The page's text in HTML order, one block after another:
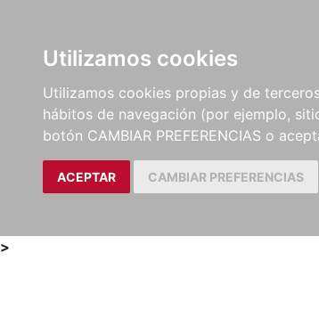
Utilizamos cookies
Utilizamos cookies propias y de
hábitos de navegación (por ejemplo,
botón CAMBIAR PREFERENCIAS o
ACEPTAR CAMBIAR PREFERENCIAS
LIBROS
MÉTODOS Y
EJERCICIOS
CRÍTICAS
>